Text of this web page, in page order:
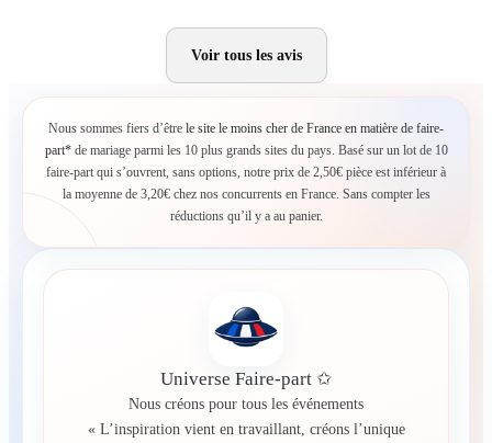
Voir tous les avis
Nous sommes fiers d’être le site le moins cher de France en matière de faire-
part*de mariage parmi les 10 plus grands sites du pays. Basé sur un lot de 10
faire-part qui s’ouvrent, sans options, notre prix de 2,50€ pièce est inférieur à
la moyenne de 3,20€ chez nos concurrents en France. Sans compter les
réductions qu’il y a au panier.
Universe Faire-part ✩
Nous créons pour tous les événements
« L’inspiration vient en travaillant, créons l’unique